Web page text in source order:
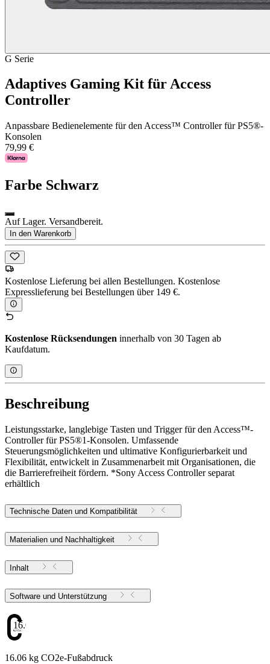
G Serie
Adaptives Gaming Kit für Access
Controller
Anpassbare Bedienelemente für den Access™ Controller für PS5®-
Konsolen
79,99 €
Farbe Schwarz
Auf Lager. Versandbereit.
In den Warenkorb
Kostenlose Lieferung bei allen Bestellungen. Kostenlose
Expresslieferung bei Bestellungen über 149 €.
Kostenlose Rücksendungen innerhalb von 30 Tagen ab
Kaufdatum.
Beschreibung
Leistungsstarke, langlebige Tasten und Trigger für den Access™-
Controller für PS5®1-Konsolen. Umfassende
Steuerungsmöglichkeiten und ultimative Konfigurierbarkeit und
Flexibilität, entwickelt in Zusammenarbeit mit Organisationen, die
die Barrierefreiheit fördern. *Sony Access Controller separat
erhältlich
Technische Daten und Kompatibilität
Materialien und Nachhaltigkeit
Inhalt
Software und Unterstützung
16.06
16.06 kg CO2e-Fußabdruck